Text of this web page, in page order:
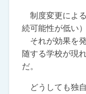
制度変更によ
続可能性が低い）
それが効果を
随する学校が現
だ。
どうしても独